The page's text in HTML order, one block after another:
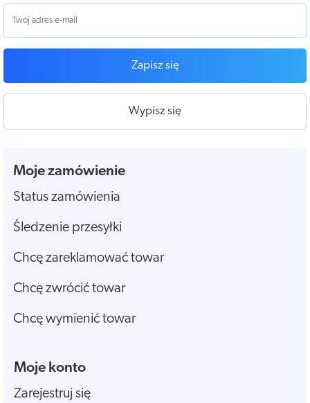
Zapisz się
Wypisz się
Moje zamówienie
Status zamówienia
Śledzenie przesyłki
Chcę zareklamować towar
Chcę zwrócić towar
Chcę wymienić towar
Moje konto
Zarejestruj się